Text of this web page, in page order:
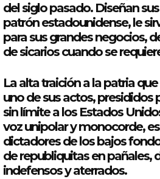
del siglo pasado. Diseñan
patrón estadounidense, le
para sus grandes negocios,
de sicarios cuando se
La alta traición a la patria
uno de sus actos, presididos
sin límite a los Estados
voz unipolar y monocorde,
dictadores de los bajos
de republiquitas en pañales,
indefensos y aterrados.